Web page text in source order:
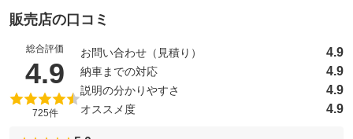
販売店の口コミ
総合評価
4.9 （5点満点中）
725件
お問い合わせ（見積り） 4.9
納車までの対応 4.9
説明の分かりやすさ 4.9
オススメ度 4.9